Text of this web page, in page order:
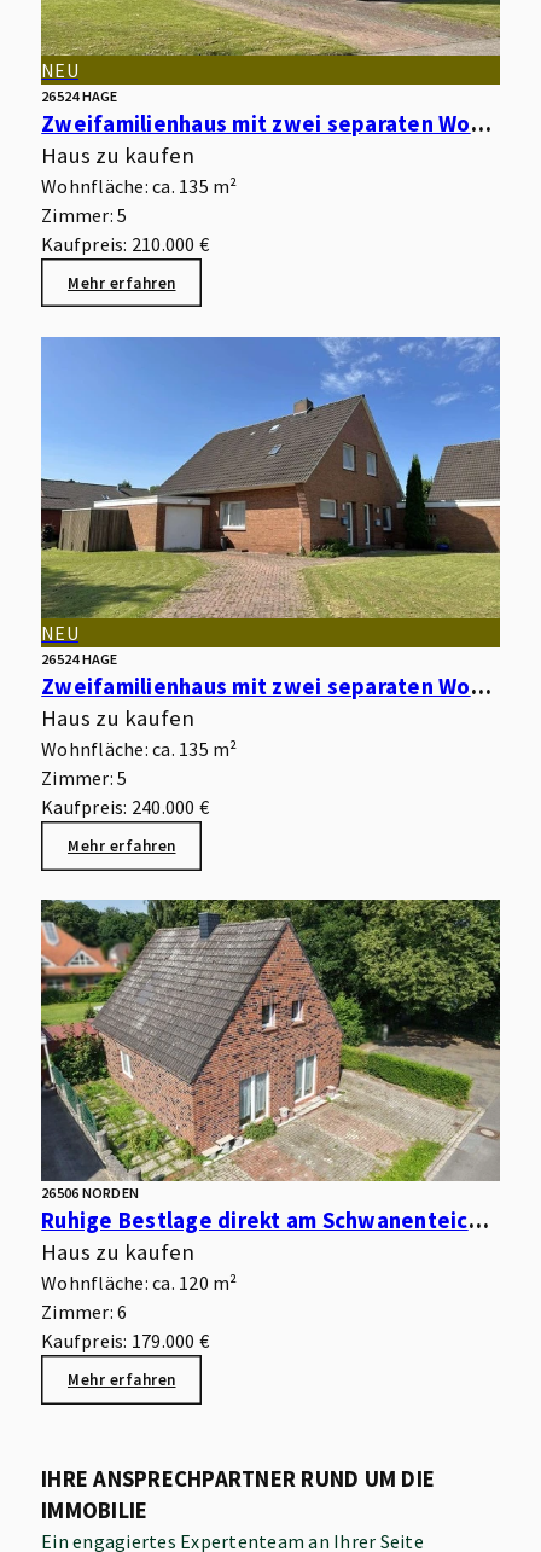
NEU
26524 HAGE
Zweifamilienhaus mit zwei separaten Wohnungen, Garagen, Keller und Garten in begehrter Wohnlage
Haus zu kaufen
Wohnfläche: ca. 135 m²
Zimmer: 5
Kaufpreis: 210.000 €
Mehr erfahren
NEU
26524 HAGE
Zweifamilienhaus mit zwei separaten Wohnungen, Garagen, Keller und Garten in begehrter Wohnlage
Haus zu kaufen
Wohnfläche: ca. 135 m²
Zimmer: 5
Kaufpreis: 240.000 €
Mehr erfahren
26506 NORDEN
Ruhige Bestlage direkt am Schwanenteich – Sanierungsbedürftiges Wohnhaus für Handwerker
Haus zu kaufen
Wohnfläche: ca. 120 m²
Zimmer: 6
Kaufpreis: 179.000 €
Mehr erfahren
IHRE ANSPRECHPARTNER RUND UM DIE
IMMOBILIE
Ein engagiertes Expertenteam an Ihrer Seite